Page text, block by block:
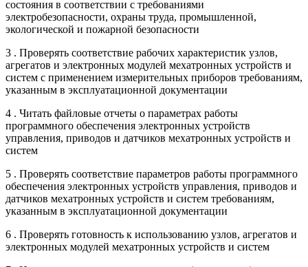
состояния в соответствии с требованиями
электробезопасности, охраны труда, промышленной,
экологической и пожарной безопасности
3 . Проверять соответствие рабочих характеристик узлов,
агрегатов и электронных модулей мехатронных устройств и
систем с применением измерительных приборов требованиям,
указанным в эксплуатационной документации
4 . Читать файловые отчеты о параметрах работы
программного обеспечения электронных устройств
управления, приводов и датчиков мехатронных устройств и
систем
5 . Проверять соответствие параметров работы программного
обеспечения электронных устройств управления, приводов и
датчиков мехатронных устройств и систем требованиям,
указанным в эксплуатационной документации
6 . Проверять готовность к использованию узлов, агрегатов и
электронных модулей мехатронных устройств и систем